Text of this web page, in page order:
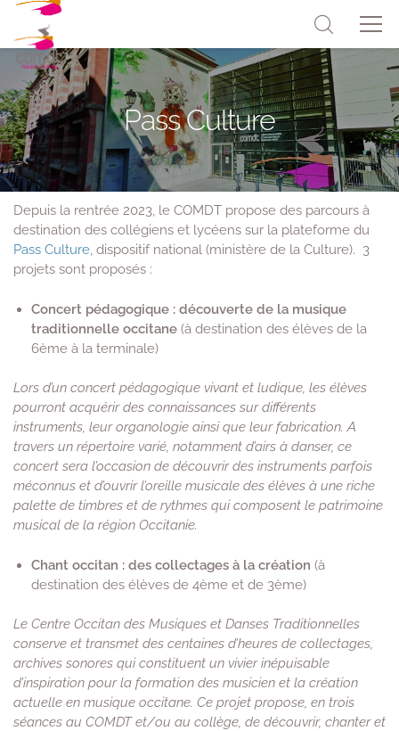
Pass Culture
Depuis la rentrée 2023, le COMDT propose des parcours à
destination des collégiens et lycéens sur la plateforme du
Pass Culture, dispositif national (ministère de la Culture). 3
projets sont proposés :
Concert pédagogique : découverte de la musique
traditionnelle occitane (à destination des élèves de la
6ème à la terminale)
Lors d’un concert pédagogique vivant et ludique, les élèves
pourront acquérir des connaissances sur différents
instruments, leur organologie ainsi que leur fabrication. A
travers un répertoire varié, notamment d’airs à danser, ce
concert sera l’occasion de découvrir des instruments parfois
méconnus et d’ouvrir l’oreille musicale des élèves à une riche
palette de timbres et de rythmes qui composent le patrimoine
musical de la région Occitanie.
Chant occitan : des collectages à la création (à
destination des élèves de 4ème et de 3ème)
Le Centre Occitan des Musiques et Danses Traditionnelles
conserve et transmet des centaines d’heures de collectages,
archives sonores qui constituent un vivier inépuisable
d’inspiration pour la formation des musicien et la création
actuelle en musique occitane. Ce projet propose, en trois
séances au COMDT et/ou au collège, de découvrir, chanter et